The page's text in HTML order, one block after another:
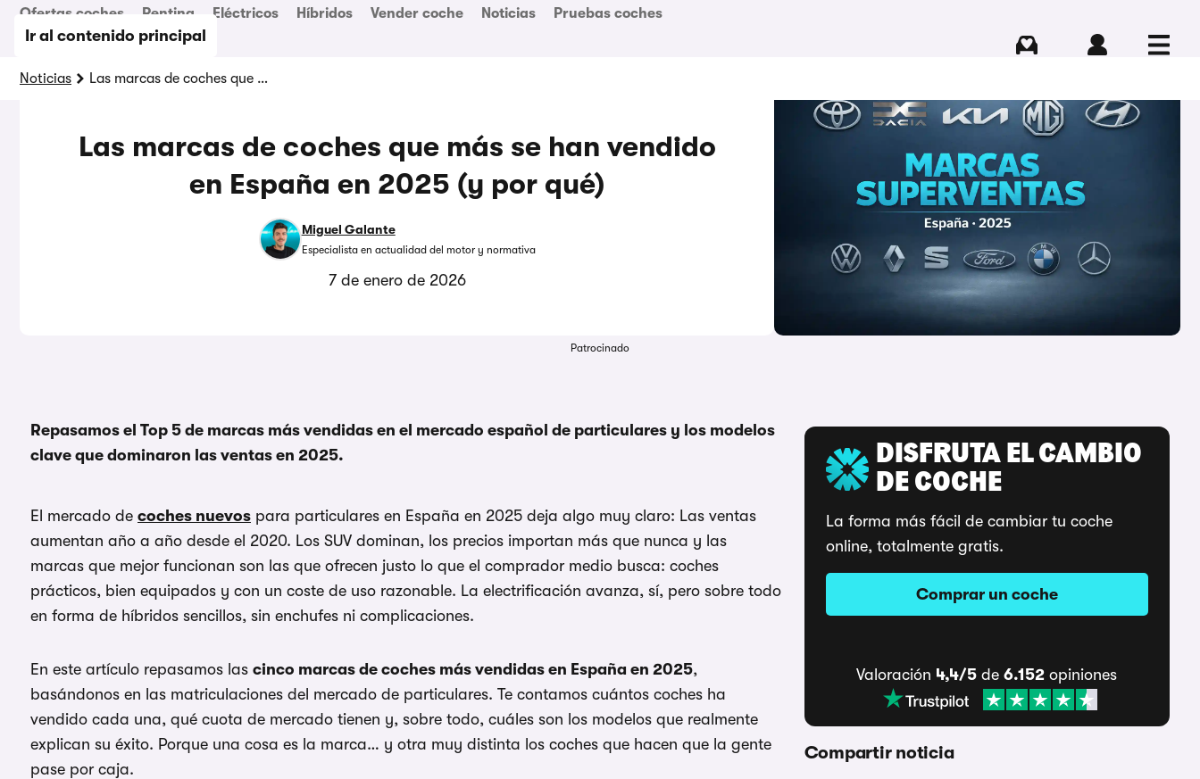
Ir al contenido principal
Ofertas coches Renting Eléctricos Híbridos Vender coche Noticias Pruebas coches
Noticias Las marcas de coches que más se han vendido en España en 2025 (y por qué)
Las marcas de coches que más se han vendido
en España en 2025 (y por qué)
Miguel Galante
Especialista en actualidad del motor y normativa
7 de enero de 2026
Patrocinado
Repasamos el Top 5 de marcas más vendidas en el mercado español de particulares y los modelos
clave que dominaron las ventas en 2025.
El mercado de coches nuevos para particulares en España en 2025 deja algo muy claro: Las ventas
aumentan año a año desde el 2020. Los SUV dominan, los precios importan más que nunca y las
marcas que mejor funcionan son las que ofrecen justo lo que el comprador medio busca: coches
prácticos, bien equipados y con un coste de uso razonable. La electrificación avanza, sí, pero sobre todo
en forma de híbridos sencillos, sin enchufes ni complicaciones.
En este artículo repasamos las cinco marcas de coches más vendidas en España en 2025,
basándonos en las matriculaciones del mercado de particulares. Te contamos cuántos coches ha
vendido cada una, qué cuota de mercado tienen y, sobre todo, cuáles son los modelos que realmente
explican su éxito. Porque una cosa es la marca… y otra muy distinta los coches que hacen que la gente
pase por caja.
DISFRUTA EL CAMBIO
DE COCHE
La forma más fácil de cambiar tu coche
online, totalmente gratis.
Comprar un coche
Valoración 4,4/5 de6.152 opiniones
Compartir noticia